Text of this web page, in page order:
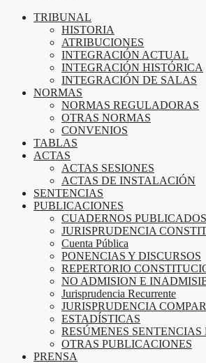
TRIBUNAL
HISTORIA
ATRIBUCIONES
INTEGRACIÓN ACTUAL
INTEGRACIÓN HISTÓRICA
INTEGRACIÓN DE SALAS
NORMAS
NORMAS REGULADORAS
OTRAS NORMAS
CONVENIOS
TABLAS
ACTAS
ACTAS SESIONES
ACTAS DE INSTALACIÓN
SENTENCIAS
PUBLICACIONES
CUADERNOS PUBLICADOS
JURISPRUDENCIA
Cuenta Pública
PONENCIAS Y DISCURSOS
REPERTORIO
NO ADMISION E
Jurisprudencia Recurrente
JURISPRUDENCIA
ESTADÍSTICAS
RESÚMENES
OTRAS PUBLICACIONES
PRENSA